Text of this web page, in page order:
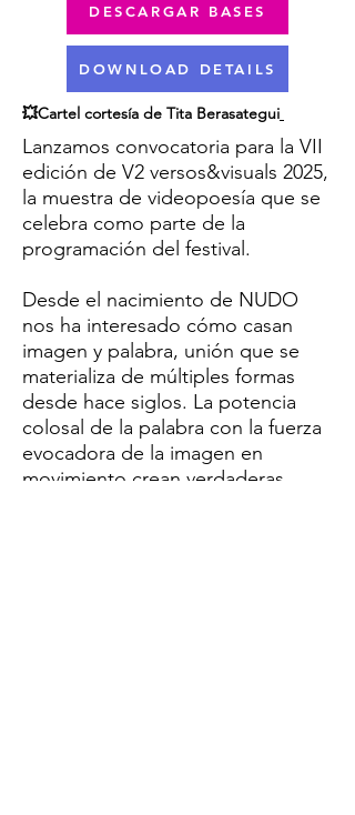
DESCARGAR BASES
DOWNLOAD DETAILS
💥Cartel cortesía de Tita Berasategui
Lanzamos convocatoria para la VII
edición de V2 versos&visuals 2025,
la muestra de videopoesía que se
celebra como parte de la
programación del festival.
Desde el nacimiento de NUDO
nos ha interesado cómo casan
imagen y palabra, unión que se
materializa de múltiples formas
desde hace siglos. La potencia
colosal de la palabra con la fuerza
evocadora de la imagen en
movimiento crean verdaderas